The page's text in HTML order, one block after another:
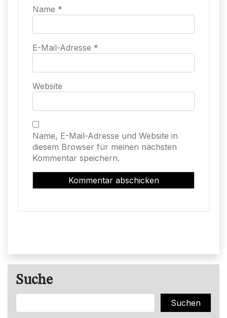
Name *
E-Mail-Adresse *
Website
Name, E-Mail-Adresse und Website in
diesem Browser für meinen nächsten
Kommentar speichern.
Suche
Suchen Suchen